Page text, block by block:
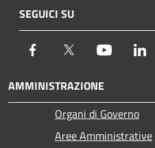
SEGUICI SU
Facebook Twitter Youtube
AMMINISTRAZIONE
Organi di Governo
Aree Amministrative